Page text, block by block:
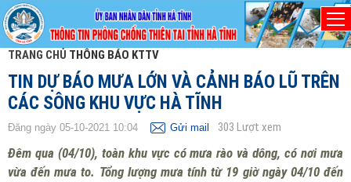
TRANG CHỦ THÔNG BÁO KTTV
TIN DỰ BÁO MƯA LỚN VÀ CẢNH BÁO LŨ TRÊN
CÁC SÔNG KHU VỰC HÀ TĨNH
Đăng ngày 05-10-2021 10:04 Gửi mail 303 Lượt xem
Đêm qua (04/10), toàn khu vực có mưa rào và dông, có nơi mưa
vừa đến mưa to. Tổng lượng mưa tính từ 19 giờ ngày 04/10 đến